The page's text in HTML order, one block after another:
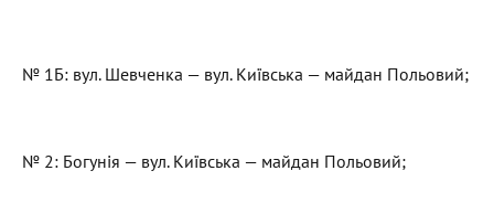
№ 1Б: вул. Шевченка — вул. Київська — майдан Польовий;
№ 2: Богунія — вул. Київська — майдан Польовий;